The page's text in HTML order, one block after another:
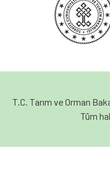
T.C. Tarım ve Orman
Tüm